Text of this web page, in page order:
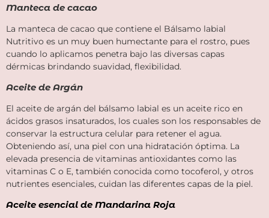
Manteca de cacao
La manteca de cacao que contiene el Bálsamo labial
Nutritivo es un muy buen humectante para el rostro, pues
cuando lo aplicamos penetra bajo las diversas capas
dérmicas brindando suavidad, flexibilidad.
Aceite de Argán
El aceite de argán del bálsamo labial es un aceite rico en
ácidos grasos insaturados, los cuales son los responsables de
conservar la estructura celular para retener el agua.
Obteniendo así, una piel con una hidratación óptima. La
elevada presencia de vitaminas antioxidantes como las
vitaminas C o E, también conocida como tocoferol, y otros
nutrientes esenciales, cuidan las diferentes capas de la piel.
Aceite esencial de Mandarina Roja